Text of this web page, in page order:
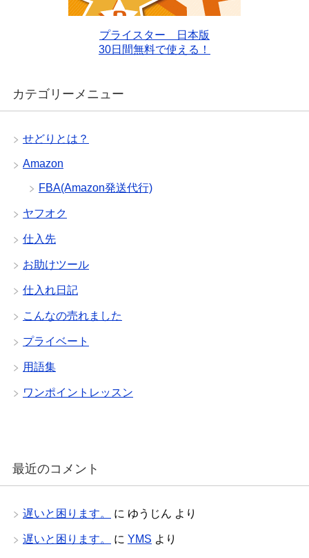
プライスター 日本版
30日間無料で使える！
カテゴリーメニュー
せどりとは？
Amazon
FBA(Amazon発送代行)
ヤフオク
仕入先
お助けツール
仕入れ日記
こんなの売れました
プライベート
用語集
ワンポイントレッスン
最近のコメント
遅いと困ります。 に ゆうじん より
遅いと困ります。 に YMS より